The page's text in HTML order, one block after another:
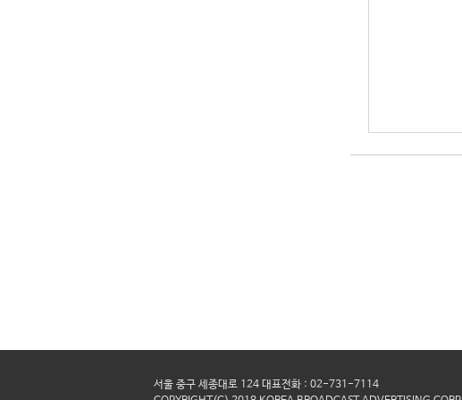
서울 중구 세종대로 124 대표전화 : 02-731-7114